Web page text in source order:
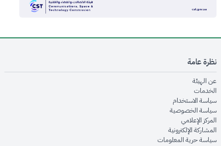
نظرة عامة
عن الهيئةopens in new window
الخدماتopens in new window
سياسة الاستخدام
سياسة الخصوصيةopens in new window
المركز الإعلاميopens in new window
المشاركة الإلكترونيةopens in new window
سياسة حرية المعلوماتopens in new window